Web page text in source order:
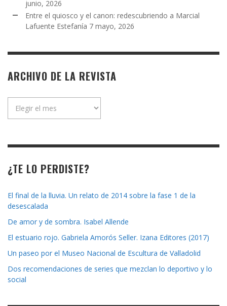
junio, 2026
Entre el quiosco y el canon: redescubriendo a Marcial
Lafuente Estefanía 7 mayo, 2026
ARCHIVO DE LA REVISTA
¿TE LO PERDISTE?
El final de la lluvia. Un relato de 2014 sobre la fase 1 de la
desescalada
De amor y de sombra. Isabel Allende
El estuario rojo. Gabriela Amorós Seller. Izana Editores (2017)
Un paseo por el Museo Nacional de Escultura de Valladolid
Dos recomendaciones de series que mezclan lo deportivo y lo
social